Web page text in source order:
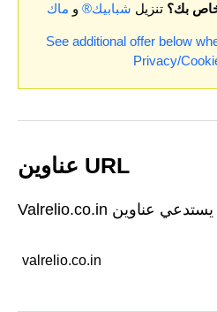
بك؟ تنزيل شبابيك® و
See additional offer below
Privacy/
عناوين URL
valrelio.co.in